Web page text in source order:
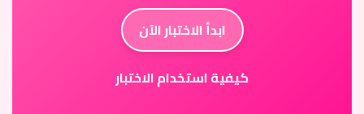
ابدأ الاختبار الآن
كيفية استخدام الاختبار